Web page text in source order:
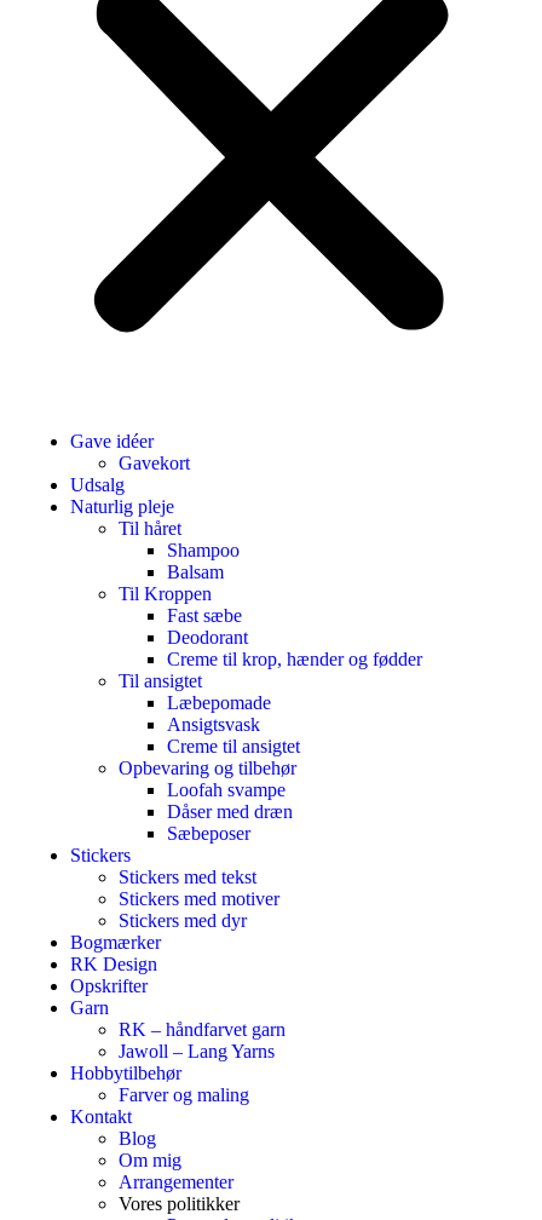
Gave idéer
Gavekort
Udsalg
Naturlig pleje
Til håret
Shampoo
Balsam
Til Kroppen
Fast sæbe
Deodorant
Creme til krop, hænder og fødder
Til ansigtet
Læbepomade
Ansigtsvask
Creme til ansigtet
Opbevaring og tilbehør
Loofah svampe
Dåser med dræn
Sæbeposer
Stickers
Stickers med tekst
Stickers med motiver
Stickers med dyr
Bogmærker
RK Design
Opskrifter
Garn
RK – håndfarvet garn
Jawoll – Lang Yarns
Hobbytilbehør
Farver og maling
Kontakt
Blog
Om mig
Arrangementer
Vores politikker